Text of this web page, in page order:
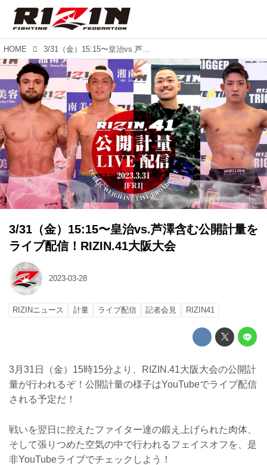
HOME 3/31（金）15:15〜皇治vs.芦澤含む公開計量をライブ配信！RIZIN.41大阪大会
3/31（金）15:15〜皇治vs.芦澤含む公開計量を
ライブ配信！RIZIN.41大阪大会
2023-03-28
RIZINニュース 計量 ライブ配信 記者会見 RIZIN41
3月31日（金）15時15分より、RIZIN.41大阪大会の公開計
量が行われるぞ！公開計量の様子はYouTubeでライブ配信
される予定だ！
戦いを翌日に控えたファイター達の鍛え上げられた肉体、
そして張りつめた空気の中で行われるフェイスオフを、是
非YouTubeライブでチェックしよう！